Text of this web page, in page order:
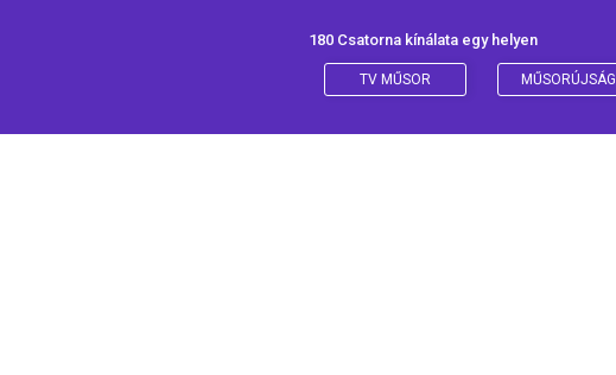
180 Csatorna kínálata egy helyen
TV MŰSOR MŰSORÚJSÁG